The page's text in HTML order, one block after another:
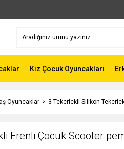
Kız Çocuk Oyuncakları
Oyuncaklar 3 Tekerlekli Silikon
Frenli Çocuk Scooter